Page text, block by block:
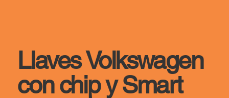
Llaves Volkswagen
con chip y Smart